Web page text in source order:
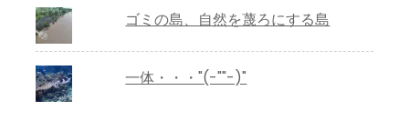
ゴミの島、自然を蔑ろにする島
一体・・・"(-""-)"